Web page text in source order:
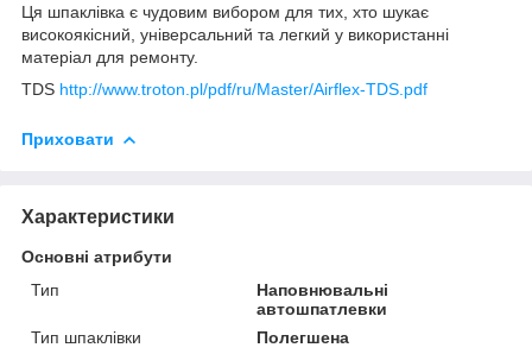
Ця шпаклівка є чудовим вибором для тих, хто шукає
високоякісний, універсальний та легкий у використанні
матеріал для ремонту.
TDS http://www.troton.pl/pdf/ru/Master/Airflex-TDS.pdf
Приховати
Характеристики
Основні атрибути
Тип
Наповнювальні
автошпатлевки
Тип шпаклівки
Полегшена